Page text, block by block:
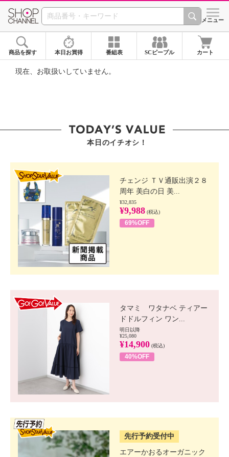
SHOP CHANNEL ショッ
メニュー
商品を探す 本日お買得 番組表 SCピープル カート
現在、お取扱いしていません。
本日のイチオシ！
チェンジ ＴＶ通販出演２８
周年 美白の日 美...
¥32,835
¥9,988 (税込)
69%OFF
タマミ ワタナベ ティアー
ドドルフィン ワン...
明日以降
¥25,080
¥14,900 (税込)
40%OFF
先行予約受付中
エアーかおるオーガニック